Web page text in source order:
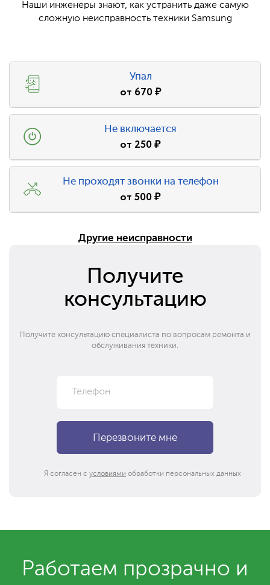
Наши инженеры знают, как устранить даже самую
сложную неисправность техники Samsung
Упал
от 670₽
Не включается
от 250₽
Не проходят звонки на телефон
от500₽
Другие неисправности
Получите
консультацию
Получите консультацию специалиста по вопросам ремонта и
обслуживания техники.
Я согласен с условиями обработки персональных данных
Работаем прозрачно и